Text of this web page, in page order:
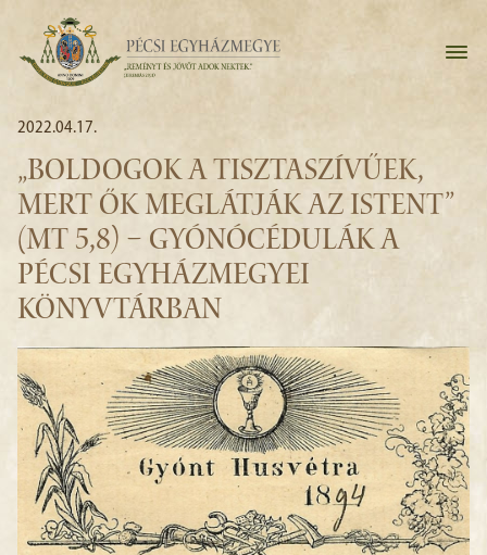
2022.04.17.
„BOLDOGOK A TISZTASZÍVŰEK,
MERT ŐK MEGLÁTJÁK AZ ISTENT”
(MT 5,8) – GYÓNÓCÉDULÁK A
PÉCSI EGYHÁZMEGYEI
KÖNYVTÁRBAN